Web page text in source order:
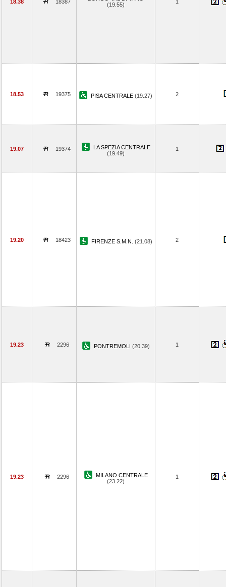
18.38 18387
(19.55)
1
18.53 19375 PISA CENTRALE (19.27) 2
19.07 19374
LA SPEZIA CENTRALE
(19.49)
1
19.20 18423 FIRENZE S.M.N. (21.08) 2
19.23 2296 PONTREMOLI (20.39) 1
19.23 2296
MILANO CENTRALE
(23.22)
1